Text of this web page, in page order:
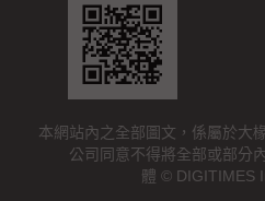
本網站內之全部圖文，係屬於大
公司同意不得將全部或部分
體 © DIGITIMES